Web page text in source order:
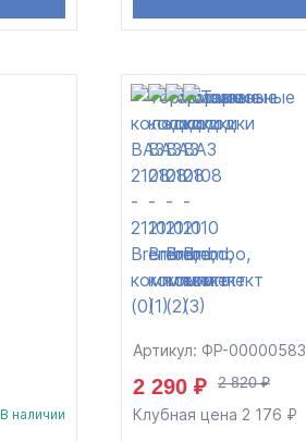
В наличии
Артикул: ФР-00000583
2 290 ₽ 2 820 ₽
Клубная цена 2 176 ₽